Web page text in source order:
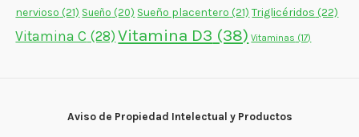
nervioso (21) Sueño (20) Sueño placentero (21) Triglicéridos (22)
Vitamina C (28) Vitamina D3 (38) Vitaminas (17)
Aviso de Propiedad Intelectual y Productos